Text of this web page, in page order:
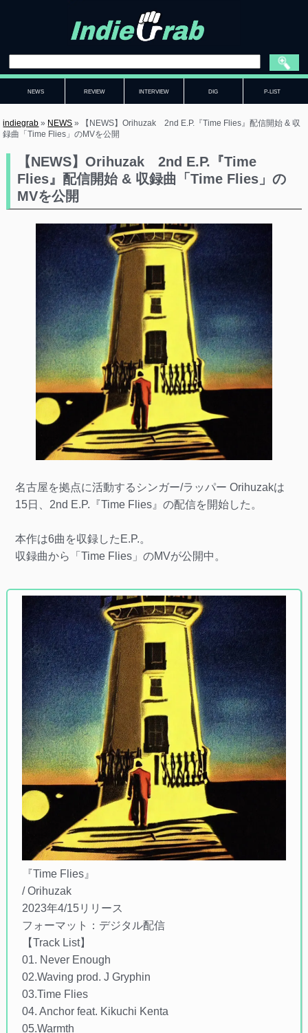
NEWS REVIEW INTERVIEW DIG P-LIST
indiegrab » NEWS »
【NEWS】Orihuzak 2nd E.P.『Time Flies』配信開始 & 収
録曲「Time Flies」のMVを公開
【NEWS】Orihuzak 2nd E.P.『Time
Flies』配信開始 & 収録曲「Time Flies」の
MVを公開
名古屋を拠点に活動するシンガー/ラッパー Orihuzakは
15日、2nd E.P.『Time Flies』の配信を開始した。
本作は6曲を収録したE.P.。
収録曲から「Time Flies」のMVが公開中。
『Time Flies』
/ Orihuzak
2023年4/15リリース
フォーマット：デジタル配信
【Track List】
01. Never Enough
02.Waving prod. J Gryphin
03.Time Flies
04. Anchor feat. Kikuchi Kenta
05.Warmth